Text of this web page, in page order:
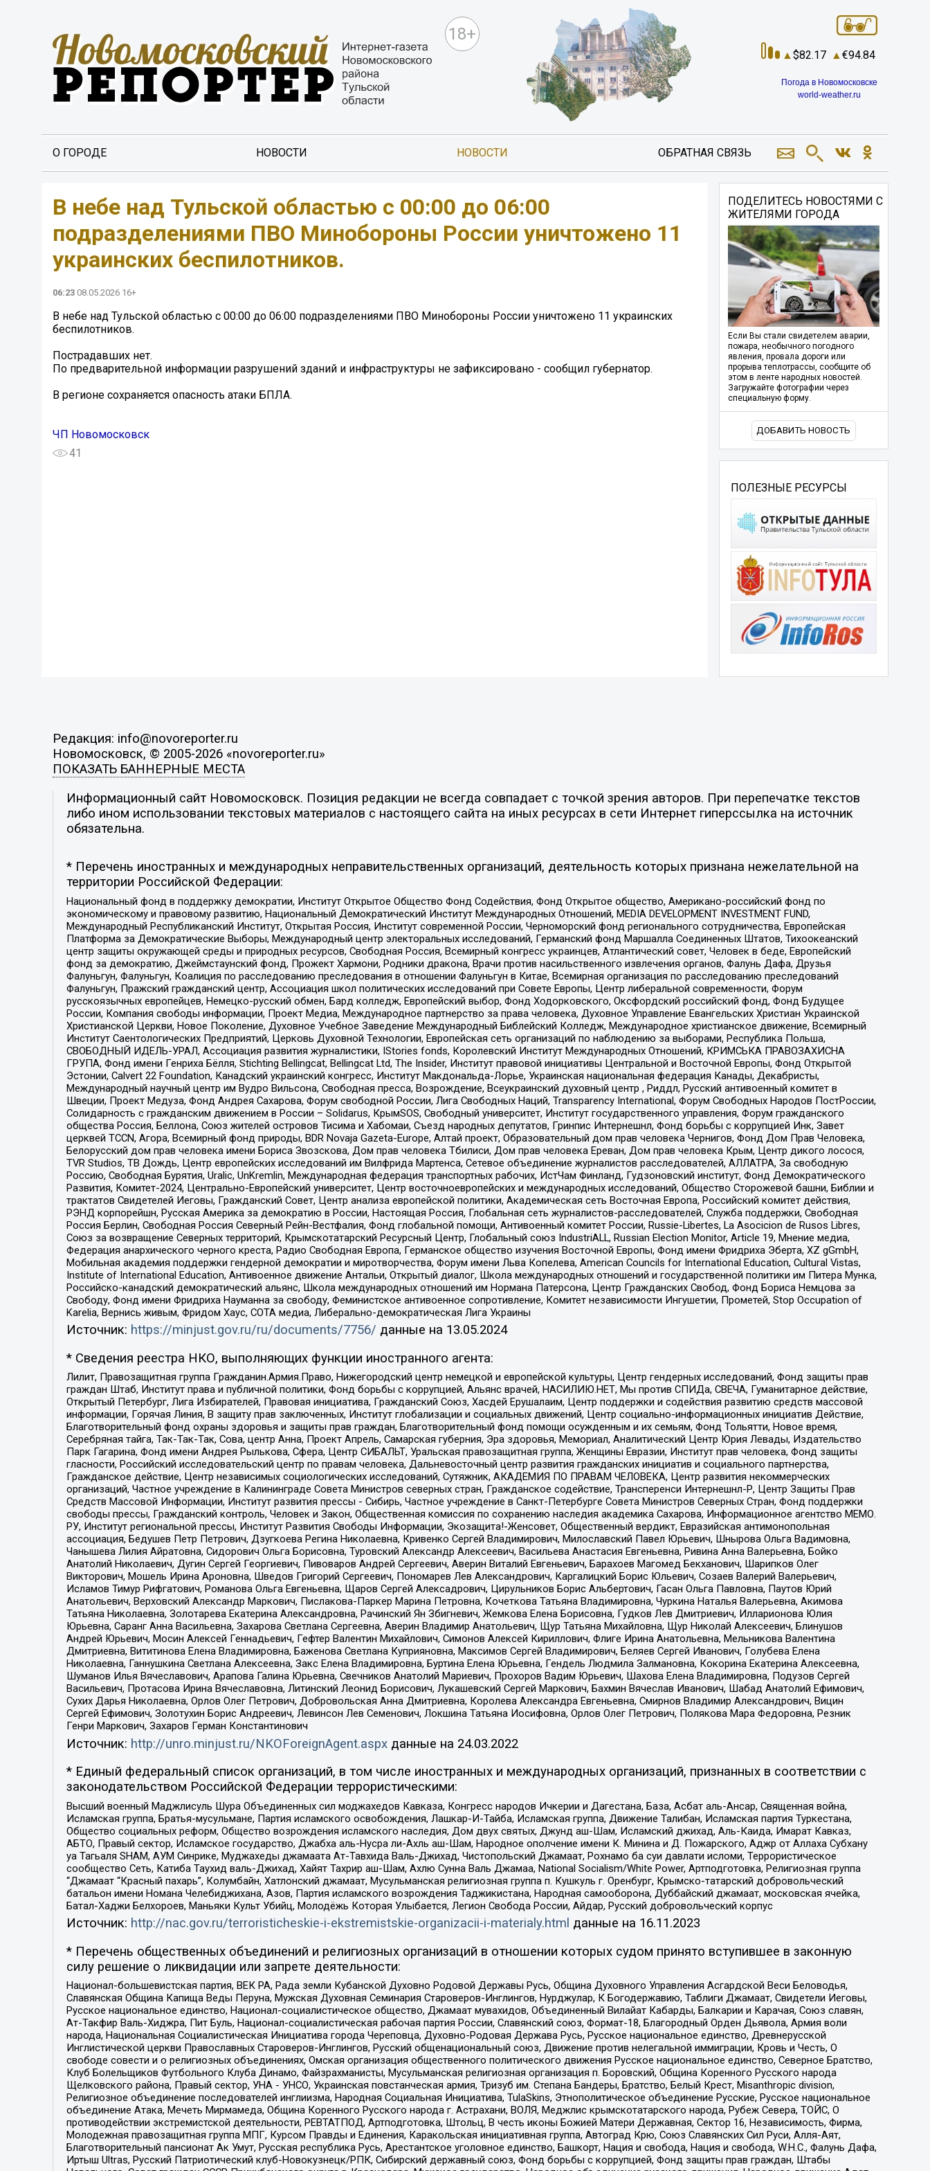
18+
82.17 94.84
Погода в Новомосковске
world-weather.ru
О ГОРОДЕ НОВОСТИ НОВОСТИ ОБРАТНАЯ СВЯЗЬ
️В небе над Тульской областью с 00:00 до 06:00
подразделениями ПВО Минобороны России уничтожено 11
украинских беспилотников.
06:23 08.05.2026 16+
️В небе над Тульской областью с 00:00 до 06:00 подразделениями ПВО Минобороны России уничтожено 11 украинских
беспилотников.
Пострадавших нет.
По предварительной информации разрушений зданий и инфраструктуры не зафиксировано - сообщил губернатор.
️В регионе сохраняется опасность атаки БПЛА.
ЧП Новомосковск
41
ПОДЕЛИТЕСЬ НОВОСТЯМИ С
ЖИТЕЛЯМИ ГОРОДА
Если Вы стали свидетелем аварии,
пожара, необычного погодного
явления, провала дороги или
прорыва теплотрассы, сообщите об
этом в ленте народных новостей.
Загружайте фотографии через
специальную форму.
ДОБАВИТЬ НОВОСТЬ
ПОЛЕЗНЫЕ РЕСУРСЫ
Редакция: info@novoreporter.ru
Новомосковск, © 2005-2026 «novoreporter.ru»
ПОКАЗАТЬ БАННЕРНЫЕ МЕСТА
Информационный сайт Новомосковск. Позиция редакции не всегда совпадает с точкой зрения авторов. При перепечатке текстов
либо ином использовании текстовых материалов с настоящего сайта на иных ресурсах в сети Интернет гиперссылка на источник
обязательна.
* Перечень иностранных и международных неправительственных организаций, деятельность которых признана нежелательной на
территории Российской Федерации:
Национальный фонд в поддержку демократии, Институт Открытое Общество Фонд Содействия, Фонд Открытое общество, Американо-российский фонд по
экономическому и правовому развитию, Национальный Демократический Институт Международных Отношений, MEDIA DEVELOPMENT INVESTMENT FUND,
Международный Республиканский Институт, Открытая Россия, Институт современной России, Черноморский фонд регионального сотрудничества, Европейская
Платформа за Демократические Выборы, Международный центр электоральных исследований, Германский фонд Маршалла Соединенных Штатов, Тихоокеанский
центр защиты окружающей среды и природных ресурсов, Свободная Россия, Всемирный конгресс украинцев, Атлантический совет, Человек в беде, Европейский
фонд за демократию, Джеймстаунский фонд, Прожект Хармони, Родники дракона, Врачи против насильственного извлечения органов, Фалунь Дафа, Друзья
Фалуньгун, Фалуньгун, Коалиция по расследованию преследования в отношении Фалуньгун в Китае, Всемирная организация по расследованию преследований
Фалуньгун, Пражский гражданский центр, Ассоциация школ политических исследований при Совете Европы, Центр либеральной современности, Форум
русскоязычных европейцев, Немецко-русский обмен, Бард колледж, Европейский выбор, Фонд Ходорковского, Оксфордский российский фонд, Фонд Будущее
России, Компания свободы информации, Проект Медиа, Международное партнерство за права человека, Духовное Управление Евангельских Христиан Украинской
Христианской Церкви, Новое Поколение, Духовное Учебное Заведение Международный Библейский Колледж, Международное христианское движение, Всемирный
Институт Саентологических Предприятий, Церковь Духовной Технологии, Европейская сеть организаций по наблюдению за выборами, Республика Польша,
СВОБОДНЫЙ ИДЕЛЬ-УРАЛ, Ассоциация развития журналистики, IStories fonds, Королевский Институт Международных Отношений, КРИМСЬКА ПРАВОЗАХИСНА
ГРУПА, Фонд имени Генриха Бёлля, Stichting Bellingcat, Bellingcat Ltd, The Insider, Институт правовой инициативы Центральной и Восточной Европы, Фонд Открытой
Эстонии, Calvert 22 Foundation, Канадский украинский конгресс, Институт Макдональда-Лорье, Украинская национальная федерация Канады, Декабристы,
Международный научный центр им Вудро Вильсона, Свободная пресса, Возрождение, Всеукраинский духовный центр , Риддл, Русский антивоенный комитет в
Швеции, Проект Медуза, Фонд Андрея Сахарова, Форум свободной России, Лига Свободных Наций, Transparеncy International, Форум Свободных Народов ПостРоссии,
Солидарность с гражданским движением в России – Solidarus, КрымSOS, Свободный университет, Институт государственного управления, Форум гражданского
общества Россия, Беллона, Союз жителей островов Тисима и Хабомаи, Съезд народных депутатов, Гринпис Интернешнл, Фонд борьбы с коррупцией Инк, Завет
церквей TCCN, Агора, Всемирный фонд природы, BDR Novaja Gazeta-Europe, Алтай проект, Образовательный дом прав человека Чернигов, Фонд Дом Прав Человека,
Белорусский дом прав человека имени Бориса Звозскова, Дом прав человека Тбилиси, Дом прав человека Ереван, Дом прав человека Крым, Центр дикого лосося,
TVR Studios, ТВ Дождь, Центр европейских исследований им Вилфрида Мартенса, Сетевое объединение журналистов расследователей, АЛЛАТРА, За свободную
Россию, Свободная Бурятия, Uralic, UnKremlin, Международная федерация транспортных рабочих, ИстЧам Финланд, Гудзоновский институт, Фонд Демократического
Развития, Комитет-2024, Центрально-Европейский университет, Центр восточноевропейских и международных исследований, Общество Сторожевой башни, Библии и
трактатов Свидетелей Иеговы, Гражданский Совет, Центр анализа европейской политики, Академическая сеть Восточная Европа, Российский комитет действия,
РЭНД корпорейшн, Русская Америка за демократию в России, Настоящая Россия, Глобальная сеть журналистов-расследователей, Служба поддержки, Свободная
Россия Берлин, Свободная Россия Северный Рейн-Вестфалия, Фонд глобальной помощи, Антивоенный комитет России, Russie-Libertes, La Asocicion de Rusos Libres,
Союз за возвращение Северных территорий, Крымскотатарский Ресурсный Центр, Глобальный союз IndustriALL, Russian Election Monitor, Article 19, Мнение медиа,
Федерация анархического черного креста, Радио Свободная Европа, Германское общество изучения Восточной Европы, Фонд имени Фридриха Эберта, XZ gGmbH,
Мобильная академия поддержки гендерной демократии и миротворчества, Форум имени Льва Копелева, American Councils for International Education, Cultural Vistas,
Institute of International Education, Антивоенное движение Антальи, Открытый диалог, Школа международных отношений и государственной политики им Питера Мунка,
Российско-канадский демократический альянс, Школа международных отношений им Нормана Патерсона, Центр Гражданских Свобод, Фонд Бориса Немцова за
Свободу, Фонд имени Фридриха Науманна за свободу, Феминистское антивоенное сопротивление, Комитет независимости Ингушетии, Прометей, Stop Occupation of
Karelia, Вернись живым, Фридом Хаус, СОТА медиа, Либерально-демократическая Лига Украины
Источник: https://minjust.gov.ru/ru/documents/7756/ данные на 13.05.2024
* Сведения реестра НКО, выполняющих функции иностранного агента:
Лилит, Правозащитная группа Гражданин.Армия.Право, Нижегородский центр немецкой и европейской культуры, Центр гендерных исследований, Фонд защиты прав
граждан Штаб, Институт права и публичной политики, Фонд борьбы с коррупцией, Альянс врачей, НАСИЛИЮ.НЕТ, Мы против СПИДа, СВЕЧА, Гуманитарное действие,
Открытый Петербург, Лига Избирателей, Правовая инициатива, Гражданский Союз, Хасдей Ерушалаим, Центр поддержки и содействия развитию средств массовой
информации, Горячая Линия, В защиту прав заключенных, Институт глобализации и социальных движений, Центр социально-информационных инициатив Действие,
Благотворительный фонд охраны здоровья и защиты прав граждан, Благотворительный фонд помощи осужденным и их семьям, Фонд Тольятти, Новое время,
Серебряная тайга, Так-Так-Так, Сова, центр Анна, Проект Апрель, Самарская губерния, Эра здоровья, Мемориал, Аналитический Центр Юрия Левады, Издательство
Парк Гагарина, Фонд имени Андрея Рылькова, Сфера, Центр СИБАЛЬТ, Уральская правозащитная группа, Женщины Евразии, Институт прав человека, Фонд защиты
гласности, Российский исследовательский центр по правам человека, Дальневосточный центр развития гражданских инициатив и социального партнерства,
Гражданское действие, Центр независимых социологических исследований, Сутяжник, АКАДЕМИЯ ПО ПРАВАМ ЧЕЛОВЕКА, Центр развития некоммерческих
организаций, Частное учреждение в Калининграде Совета Министров северных стран, Гражданское содействие, Трансперенси Интернешнл-Р, Центр Защиты Прав
Средств Массовой Информации, Институт развития прессы - Сибирь, Частное учреждение в Санкт-Петербурге Совета Министров Северных Стран, Фонд поддержки
свободы прессы, Гражданский контроль, Человек и Закон, Общественная комиссия по сохранению наследия академика Сахарова, Информационное агентство МЕМО.
РУ, Институт региональной прессы, Институт Развития Свободы Информации, Экозащита!-Женсовет, Общественный вердикт, Евразийская антимонопольная
ассоциация, Бедушев Петр Петрович, Дзугкоева Регина Николаевна, Кривенко Сергей Владимирович, Милославский Павел Юрьевич, Шнырова Ольга Вадимовна,
Чанышева Лилия Айратовна, Сидорович Ольга Борисовна, Туровский Александр Алексеевич, Васильева Анастасия Евгеньевна, Ривина Анна Валерьевна, Бойко
Анатолий Николаевич, Дугин Сергей Георгиевич, Пивоваров Андрей Сергеевич, Аверин Виталий Евгеньевич, Барахоев Магомед Бекханович, Шарипков Олег
Викторович, Мошель Ирина Ароновна, Шведов Григорий Сергеевич, Пономарев Лев Александрович, Каргалицкий Борис Юльевич, Созаев Валерий Валерьевич,
Исламов Тимур Рифгатович, Романова Ольга Евгеньевна, Щаров Сергей Алексадрович, Цирульников Борис Альбертович, Гасан Ольга Павловна, Паутов Юрий
Анатольевич, Верховский Александр Маркович, Пислакова-Паркер Марина Петровна, Кочеткова Татьяна Владимировна, Чуркина Наталья Валерьевна, Акимова
Татьяна Николаевна, Золотарева Екатерина Александровна, Рачинский Ян Збигневич, Жемкова Елена Борисовна, Гудков Лев Дмитриевич, Илларионова Юлия
Юрьевна, Саранг Анна Васильевна, Захарова Светлана Сергеевна, Аверин Владимир Анатольевич, Щур Татьяна Михайловна, Щур Николай Алексеевич, Блинушов
Андрей Юрьевич, Мосин Алексей Геннадьевич, Гефтер Валентин Михайлович, Симонов Алексей Кириллович, Флиге Ирина Анатольевна, Мельникова Валентина
Дмитриевна, Вититинова Елена Владимировна, Баженова Светлана Куприяновна, Максимов Сергей Владимирович, Беляев Сергей Иванович, Голубева Елена
Николаевна, Ганнушкина Светлана Алексеевна, Закс Елена Владимировна, Буртина Елена Юрьевна, Гендель Людмила Залмановна, Кокорина Екатерина Алексеевна,
Шуманов Илья Вячеславович, Арапова Галина Юрьевна, Свечников Анатолий Мариевич, Прохоров Вадим Юрьевич, Шахова Елена Владимировна, Подузов Сергей
Васильевич, Протасова Ирина Вячеславовна, Литинский Леонид Борисович, Лукашевский Сергей Маркович, Бахмин Вячеслав Иванович, Шабад Анатолий Ефимович,
Сухих Дарья Николаевна, Орлов Олег Петрович, Добровольская Анна Дмитриевна, Королева Александра Евгеньевна, Смирнов Владимир Александрович, Вицин
Сергей Ефимович, Золотухин Борис Андреевич, Левинсон Лев Семенович, Локшина Татьяна Иосифовна, Орлов Олег Петрович, Полякова Мара Федоровна, Резник
Генри Маркович, Захаров Герман Константинович
Источник: http://unro.minjust.ru/NKOForeignAgent.aspxданные на 24.03.2022
* Единый федеральный список организаций, в том числе иностранных и международных организаций, признанных в соответствии с
законодательством Российской Федерации террористическими:
Высший военный Маджлисуль Шура Объединенных сил моджахедов Кавказа, Конгресс народов Ичкерии и Дагестана, База, Асбат аль-Ансар, Священная война,
Исламская группа, Братья-мусульмане, Партия исламского освобождения, Лашкар-И-Тайба, Исламская группа, Движение Талибан, Исламская партия Туркестана,
Общество социальных реформ, Общество возрождения исламского наследия, Дом двух святых, Джунд аш-Шам, Исламский джихад, Аль-Каида, Имарат Кавказ,
АБТО, Правый сектор, Исламское государство, Джабха аль-Нусра ли-Ахль аш-Шам, Народное ополчение имени К. Минина и Д. Пожарского, Аджр от Аллаха Субхану
уа Тагьаля SHAM, АУМ Синрике, Муджахеды джамаата Ат-Тавхида Валь-Джихад, Чистопольский Джамаат, Рохнамо ба суи давлати исломи, Террористическое
сообщество Сеть, Катиба Таухид валь-Джихад, Хайят Тахрир аш-Шам, Ахлю Сунна Валь Джамаа, National Socialism/White Power, Артподготовка, Религиозная группа
“Джамаат “Красный пахарь”, Колумбайн, Хатлонский джамаат, Мусульманская религиозная группа п. Кушкуль г. Оренбург, Крымско-татарский добровольческий
батальон имени Номана Челебиджихана, Азов, Партия исламского возрождения Таджикистана, Народная самооборона, Дуббайский джамаат, московская ячейка,
Батал-Хаджи Белхороев, Маньяки Культ Убийц, Молодёжь Которая Улыбается, Легион Свобода России, Айдар, Русский добровольческий корпус
Источник: http://nac.gov.ru/terroristicheskie-i-ekstremistskie-organizacii-i-materialy.html данные на 16.11.2023
* Перечень общественных объединений и религиозных организаций в отношении которых судом принято вступившее в законную
силу решение о ликвидации или запрете деятельности:
Национал-большевистская партия, ВЕК РА, Рада земли Кубанской Духовно Родовой Державы Русь, Община Духовного Управления Асгардской Веси Беловодья,
Славянская Община Капища Веды Перуна, Мужская Духовная Семинария Староверов-Инглингов, Нурджулар, К Богодержавию, Таблиги Джамаат, Свидетели Иеговы,
Русское национальное единство, Национал-социалистическое общество, Джамаат мувахидов, Объединенный Вилайат Кабарды, Балкарии и Карачая, Союз славян,
Ат-Такфир Валь-Хиджра, Пит Буль, Национал-социалистическая рабочая партия России, Славянский союз, Формат-18, Благородный Орден Дьявола, Армия воли
народа, Национальная Социалистическая Инициатива города Череповца, Духовно-Родовая Держава Русь, Русское национальное единство, Древнерусской
Инглистической церкви Православных Староверов-Инглингов, Русский общенациональный союз, Движение против нелегальной иммиграции, Кровь и Честь, О
свободе совести и о религиозных объединениях, Омская организация общественного политического движения Русское национальное единство, Северное Братство,
Клуб Болельщиков Футбольного Клуба Динамо, Файзрахманисты, Мусульманская религиозная организация п. Боровский, Община Коренного Русского народа
Щелковского района, Правый сектор, УНА - УНСО, Украинская повстанческая армия, Тризуб им. Степана Бандеры, Братство, Белый Крест, Misanthropic division,
Религиозное объединение последователей инглиизма, Народная Социальная Инициатива, TulaSkins, Этнополитическое объединение Русские, Русское национальное
объединение Атака, Мечеть Мирмамеда, Община Коренного Русского народа г. Астрахани, ВОЛЯ, Меджлис крымскотатарского народа, Рубеж Севера, ТОЙС, О
противодействии экстремистской деятельности, РЕВТАТПОД, Артподготовка, Штольц, В честь иконы Божией Матери Державная, Сектор 16, Независимость, Фирма,
Молодежная правозащитная группа МПГ, Курсом Правды и Единения, Каракольская инициативная группа, Автоград Крю, Союз Славянских Сил Руси, Алля-Аят,
Благотворительный пансионат Ак Умут, Русская республика Русь, Арестантское уголовное единство, Башкорт, Нация и свобода, Нация и свобода, W.H.С., Фалунь Дафа,
Иртыш Ultras, Русский Патриотический клуб-Новокузнецк/РПК, Сибирский державный союз, Фонд борьбы с коррупцией, Фонд защиты прав граждан, Штабы